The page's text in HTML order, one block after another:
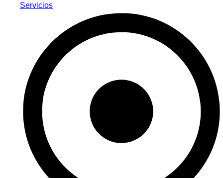
Servicios